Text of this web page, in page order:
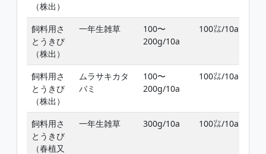
（株出）
飼料用さ
とうきび
（株出）
一年生雑草
100〜
200g/10a
100㍑/10a
飼料用さ
とうきび
（株出）
ムラサキカタ
バミ
100〜
200g/10a
100㍑/10a
飼料用さ
とうきび
（春植又
一年生雑草 300g/10a 100㍑/10a